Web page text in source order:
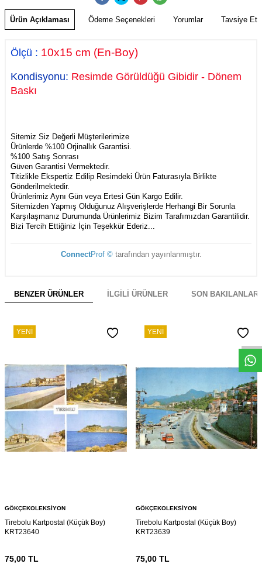
W
h
s
a
p
p
D
e
s
e
H
a
t
t
Ürün Açıklaması Ödeme Seçenekleri Yorumlar Tavsiye Et
Ölçü : 10x15 cm (En-Boy)
Kondisyonu: Resimde Görüldüğü Gibidir - Dönem
Baskı
Sitemiz Siz Değerli Müşterilerimize
Ürünlerde %100 Orjinallık Garantisi.
%100 Satış Sonrası
Güven Garantisi Vermektedir.
Titizlikle Ekspertiz Edilip Resimdeki Ürün Faturasıyla Birlikte
Gönderilmektedir.
Ürünlerimiz Aynı Gün veya Ertesi Gün Kargo Edilir.
Sitemizden Yapmış Olduğunuz Alışverişlerde Herhangi Bir Sorunla
Karşılaşmanız Durumunda Ürünlerimiz Bizim Tarafımızdan Garantilidir.
Bizi Tercih Ettiğiniz İçin Teşekkür Ederiz...
ConnectProf ©tarafından yayınlanmıştır.
BENZER ÜRÜNLER İLGILI ÜRÜNLER SON BAKILANLAR
YENI
GÖKÇEKOLEKSIYON
Tirebolu Kartpostal (Küçük Boy)
KRT23640
75,00 TL
YENI
GÖKÇEKOLEKSIYON
Tirebolu Kartpostal (Küçük Boy)
KRT23639
75,00TL